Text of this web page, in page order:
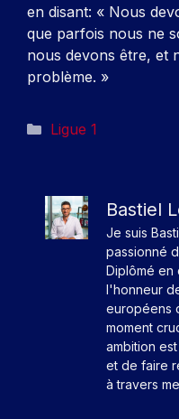
en disant: « Nous
que parfois nous ne
nous devons être, et
problème. »
Catégories
Ligue 1
Bastiel
Je suis
passionné
Diplômé en
l'honneur
européens
moment
ambition
et de faire
à travers